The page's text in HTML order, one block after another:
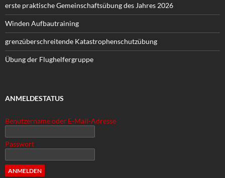
erste praktische Gemeinschaftsübung des Jahres 2026
Winden Aufbautraining
grenzüberschreitende Katastrophenschutzübung
Übung der Flughelfergruppe
ANMELDESTATUS
Benutzername oder E-Mail-Adresse
Passwort